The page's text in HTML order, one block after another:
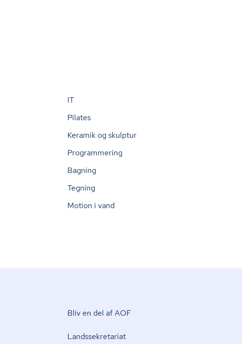
IT
Pilates
Keramik og skulptur
Programmering
Bagning
Tegning
Motion i vand
Bliv en del af AOF
Lands­se­kre­ta­ri­at